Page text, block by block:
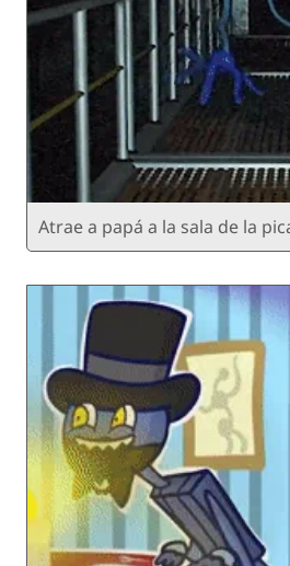
Atrae a papá a la sala de la